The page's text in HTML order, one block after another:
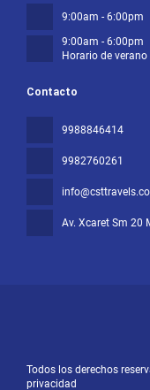
Contacto
9988846414
9982760261
Av. Xcaret Sm 20
9:00am - 6:00pm
9:00am - 6:00pm
Horario de verano
Todos los derechos
privacidad